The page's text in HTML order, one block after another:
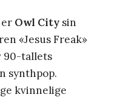
Owl City sin
«Jesus Freak»
90-tallets
synthpop.
kvinnelige